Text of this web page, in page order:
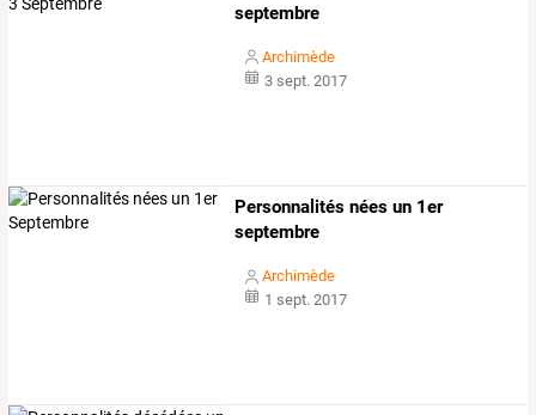
septembre
Archimède
3 sept. 2017
Personnalités nées un 1er
septembre
Archimède
1 sept. 2017